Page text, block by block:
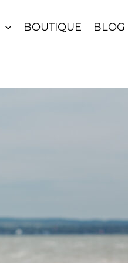
BOUTIQUE BLOG